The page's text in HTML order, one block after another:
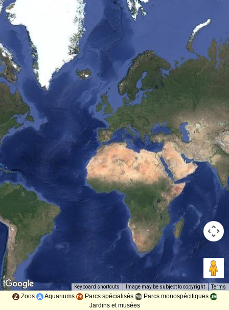
Keyboard shortcuts Image may be subject to copyright Terms
Zoos Aquariums Parcs spécialisés
Parcs monospécifiques
Jardins et musées